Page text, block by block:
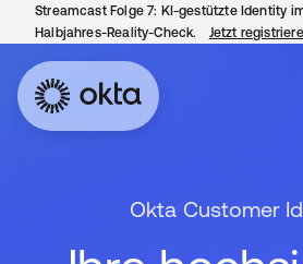
Streamcast Folge 7: KI-gestützte Identity
Halbjahres-Reality-Check.
Jetzt
Okta Customer